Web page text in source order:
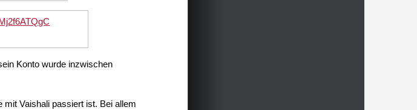
Konto wurde inzwischen
mit Vaishali passiert ist. Bei allem